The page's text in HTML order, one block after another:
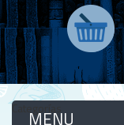
Categorías